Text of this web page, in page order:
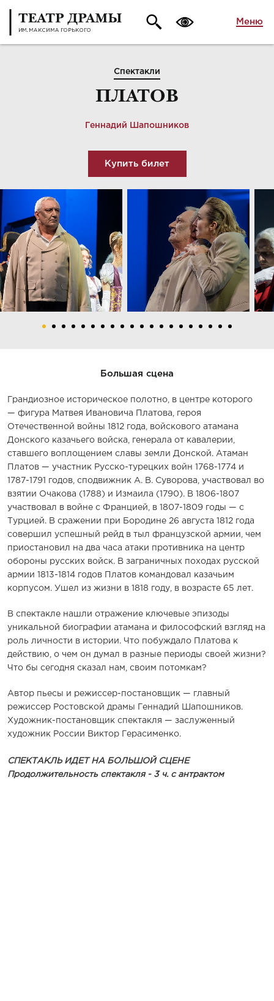
Меню
Спектакли
ПЛАТОВ
Геннадий Шапошников
Купить билет
Большая сцена
Грандиозное историческое полотно, в центре которого
— фигура Матвея Ивановича Платова, героя
Отечественной войны 1812 года, войскового атамана
Донского казачьего войска, генерала от кавалерии,
ставшего воплощением славы земли Донской. Атаман
Платов — участник Русско-турецких войн 1768-1774 и
1787-1791 годов, сподвижник А. В. Суворова, участвовал во
взятии Очакова (1788) и Измаила (1790). В 1806-1807
участвовал в войне с Францией, в 1807-1809 годы — с
Турцией. В сражении при Бородине 26 августа 1812 года
совершил успешный рейд в тыл французской армии, чем
приостановил на два часа атаки противника на центр
обороны русских войск. В заграничных походах русской
армии 1813-1814 годов Платов командовал казачьим
корпусом. Ушел из жизни в 1818 году, в возрасте 65 лет.
В спектакле нашли отражение ключевые эпизоды
уникальной биографии атамана и философский взгляд на
роль личности в истории. Что побуждало Платова к
действию, о чем он думал в разные периоды своей жизни?
Что бы сегодня сказал нам, своим потомкам?
Автор пьесы и режиссер-постановщик — главный
режиссер Ростовской драмы Геннадий Шапошников.
Художник-постановщик спектакля — заслуженный
художник России Виктор Герасименко.
СПЕКТАКЛЬ ИДЕТ НА БОЛЬШОЙ СЦЕНЕ
Продолжительность спектакля - 3 ч. с антрактом